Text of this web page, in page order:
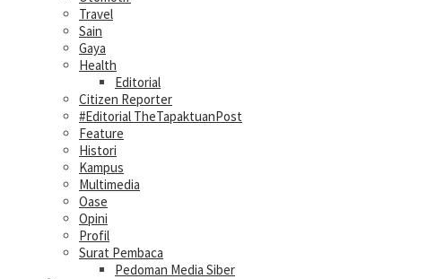
Travel
Sain
Gaya
Health
Editorial
Citizen Reporter
#Editorial TheTapaktuanPost
Feature
Histori
Kampus
Multimedia
Oase
Opini
Profil
Surat Pembaca
Pedoman Media Siber